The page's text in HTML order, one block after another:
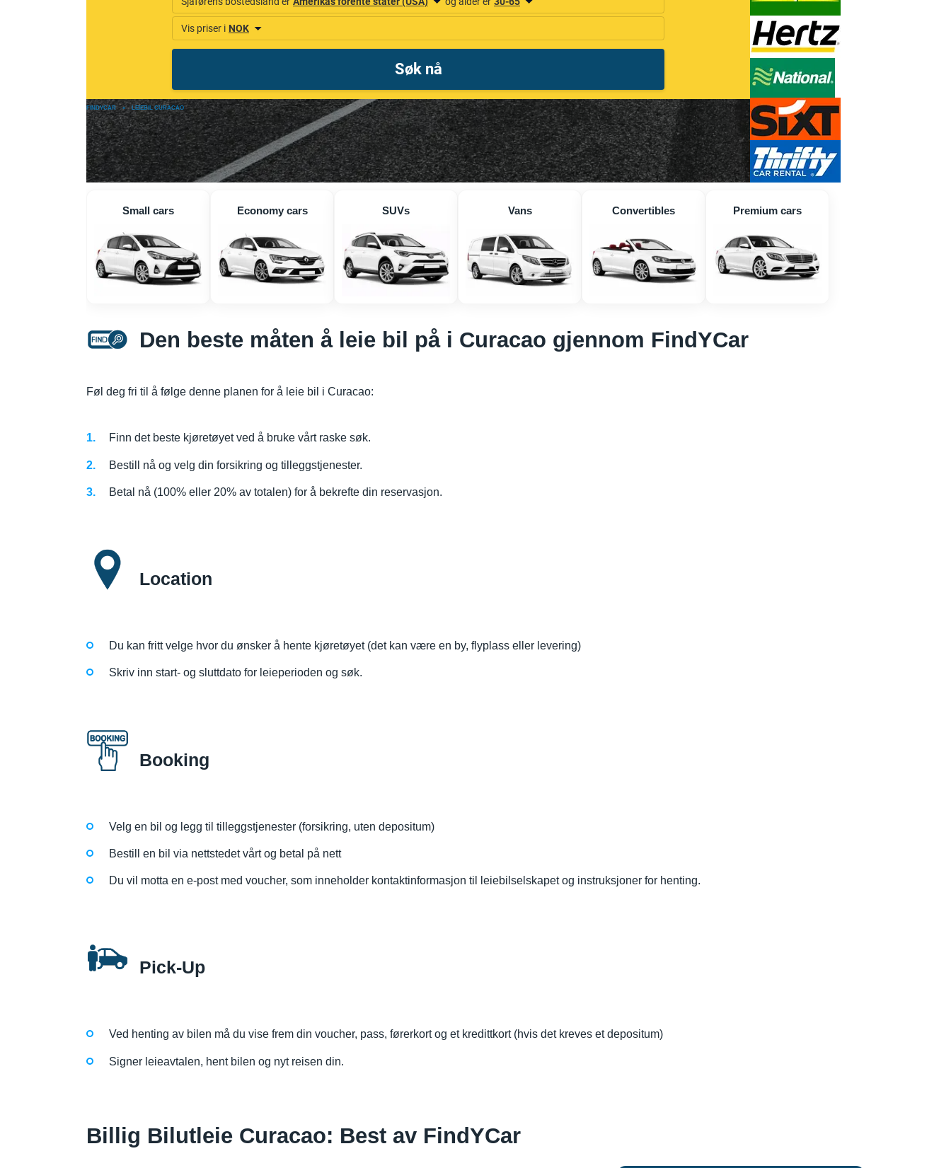
FINDYCAR » LEIEBIL CURACAO
Small cars Economy cars SUVs Vans Convertibles Premium cars
Den beste måten å leie bil på i Curacao gjennom FindYCar
Føl deg fri til å følge denne planen for å leie bil i Curacao:
Finn det beste kjøretøyet ved å bruke vårt raske søk.
Bestill nå og velg din forsikring og tilleggstjenester.
Betal nå (100% eller 20% av totalen) for å bekrefte din reservasjon.
Location
Du kan fritt velge hvor du ønsker å hente kjøretøyet (det kan være en by, flyplass eller levering)
Skriv inn start- og sluttdato for leieperioden og søk.
Booking
Velg en bil og legg til tilleggstjenester (forsikring, uten depositum)
Bestill en bil via nettstedet vårt og betal på nett
Du vil motta en e-post med voucher, som inneholder kontaktinformasjon til leiebilselskapet og instruksjoner for henting.
Pick-Up
Ved henting av bilen må du vise frem din voucher, pass, førerkort og et kredittkort (hvis det kreves et depositum)
Signer leieavtalen, hent bilen og nyt reisen din.
Billig Bilutleie Curacao: Best av FindYCar